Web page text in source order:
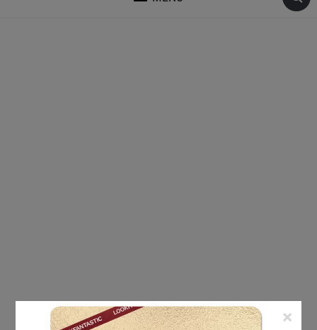
ÉTIQUETTE :ENTRETIEN DES ONGLES ×